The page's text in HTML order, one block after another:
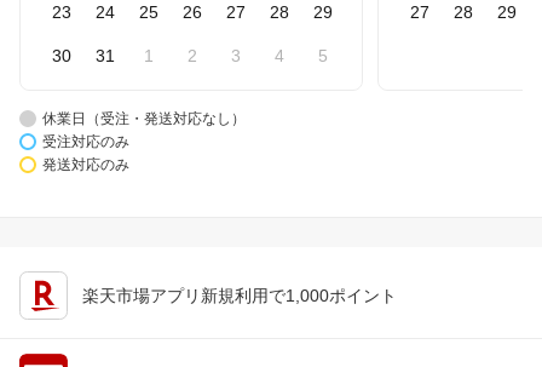
23 24 25 26 27 28 29
30 31 1 2 3 4 5
27 28 29
休業日（受注・発送対応なし）
受注対応のみ
発送対応のみ
楽天市場アプリ新規利用で1,000ポイント